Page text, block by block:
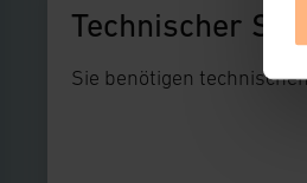
Technischer
Sie benötigen